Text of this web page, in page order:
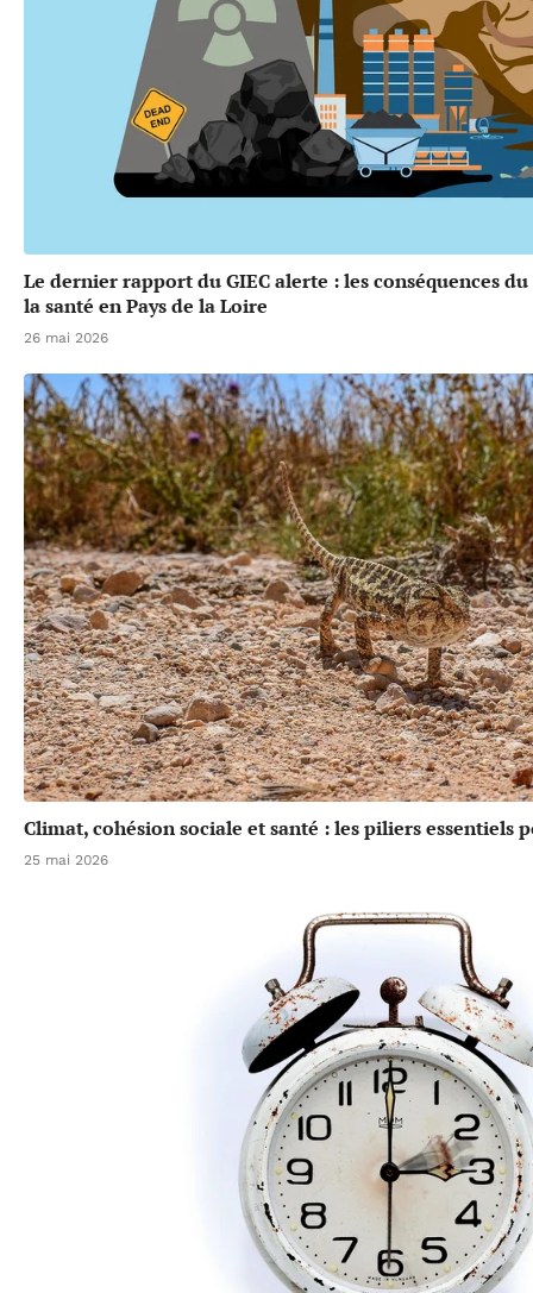
Le dernier rapport du GIEC alerte : les conséquences
la santé en Pays de la Loire
26 mai 2026
Climat, cohésion sociale et santé : les piliers essentiels
25 mai 2026